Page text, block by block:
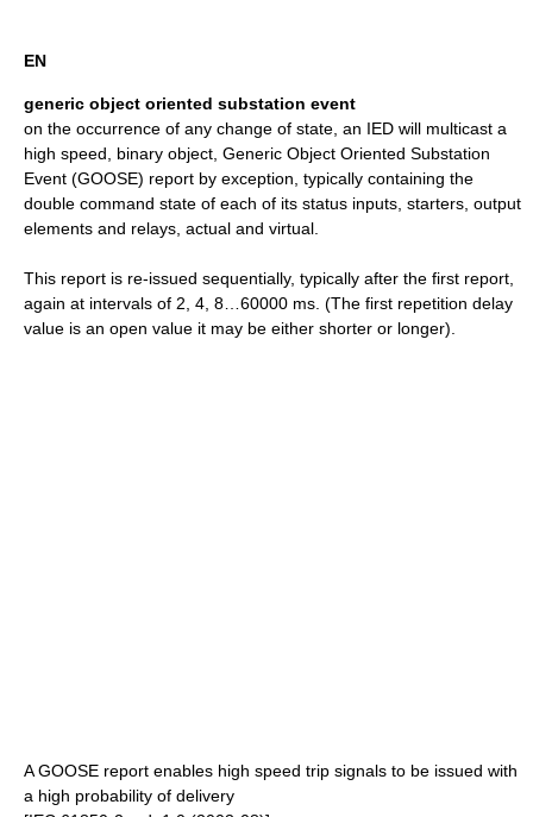
EN
generic object oriented substation event
on the occurrence of any change of state, an IED will multicast a
high speed, binary object, Generic Object Oriented Substation
Event (GOOSE) report by exception, typically containing the
double command state of each of its status inputs, starters, output
elements and relays, actual and virtual.
This report is re-issued sequentially, typically after the first report,
again at intervals of 2, 4, 8…60000 ms. (The first repetition delay
value is an open value it may be either shorter or longer).
A GOOSE report enables high speed trip signals to be issued with
a high probability of delivery